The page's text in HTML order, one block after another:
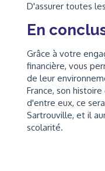
D'assurer toutes
En
Grâce à votre
financière, vous
de leur
France, son
d'entre eux, ce
Sartrouville, et il
scolarité.